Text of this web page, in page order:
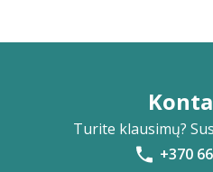
Turite klausimų?
+370